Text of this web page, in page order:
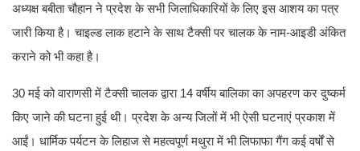
अध्यक्ष बबीता चौहान ने प्रदेश के सभी जिलाधिकारियों के लिए इस आशय का पत्र
जारी किया है। चाइल्ड लाक हटाने के साथ टैक्सी पर चालक के नाम-आइडी अंकित
कराने को भी कहा है।
30 मई को वाराणसी में टैक्सी चालक द्वारा 14 वर्षीय बालिका का अपहरण कर दुष्कर्म
किए जाने की घटना हुई थी। प्रदेश के अन्य जिलों में भी ऐसी घटनाएं प्रकाश में
आईं। धार्मिक पर्यटन के लिहाज से महत्वपूर्ण मथुरा में भी लिफाफा गैंग कई वर्षों से